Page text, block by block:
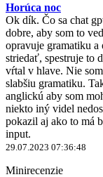
Horúca noc
Ok dík. Čo sa chat
dobre, aby som to
opravuje gramatiku a
striedať, spestruje to
vŕtal v hlave. Nie
slabšiu gramatiku.
anglickú aby som
niekto iný videl
pokazil aj ako to má
input.
29.07.2023 07:36:48
Minirecenzie